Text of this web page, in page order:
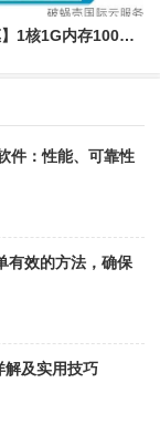
【绝密优惠】1核1G内存100Mbps带宽，香港CERA VPS首年五折！稳定建站先到先得
件：性能、可靠性
有效的方法，确保
及实用技巧